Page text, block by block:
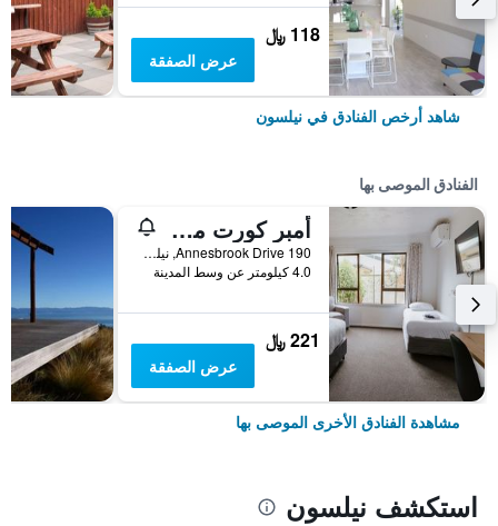
118 ﷼
عرض الصفقة
شاهد أرخص الفنادق في نيلسون
الفنادق الموصى بها
أمبر كورت موتل نيلسون
190 Annesbrook Drive, نيلسون, نيوزيلندا
4.0 كيلومتر عن وسط المدينة
221 ﷼
عرض الصفقة
مشاهدة الفنادق الأخرى الموصى بها
استكشف نيلسون